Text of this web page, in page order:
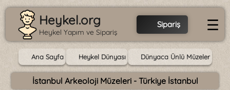
Heykel.org
Heykel Yapım ve Sipariş
Sipariş ☰
Ana Sayfa Heykel Dünyası Dünyaca Ünlü Müzeler
İstanbul Arkeoloji Müzeleri - Türkiye İstanbul